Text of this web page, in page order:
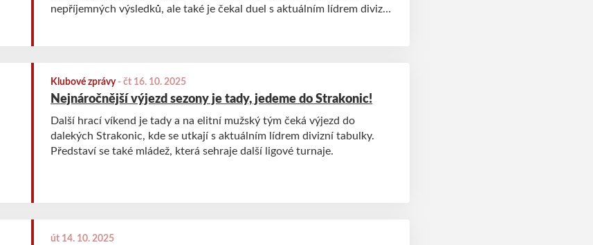
nepříjemných výsledků, ale také je čekal duel s aktuálním lídrem divizní
Klubové zprávy-čt 16. 10. 2025
Nejnáročnější výjezd sezony je tady, jedeme do Strakonic!
Další hrací víkend je tady a na elitní mužský tým čeká výjezd do
dalekých Strakonic, kde se utkají s aktuálním lídrem divizní tabulky.
Představí se také mládež, která sehraje další ligové turnaje.
út 14. 10. 2025